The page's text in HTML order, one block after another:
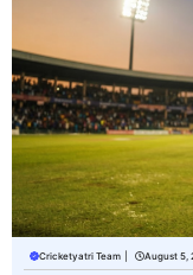
Cricketyatri Team August 5,